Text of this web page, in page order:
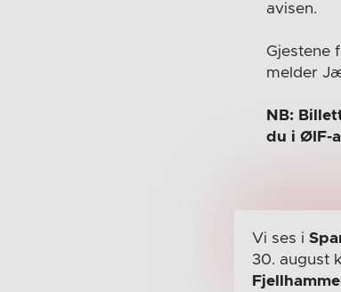
avisen.
Gjestene
melder
NB:
du i ØIF-
Vi ses i
30. august